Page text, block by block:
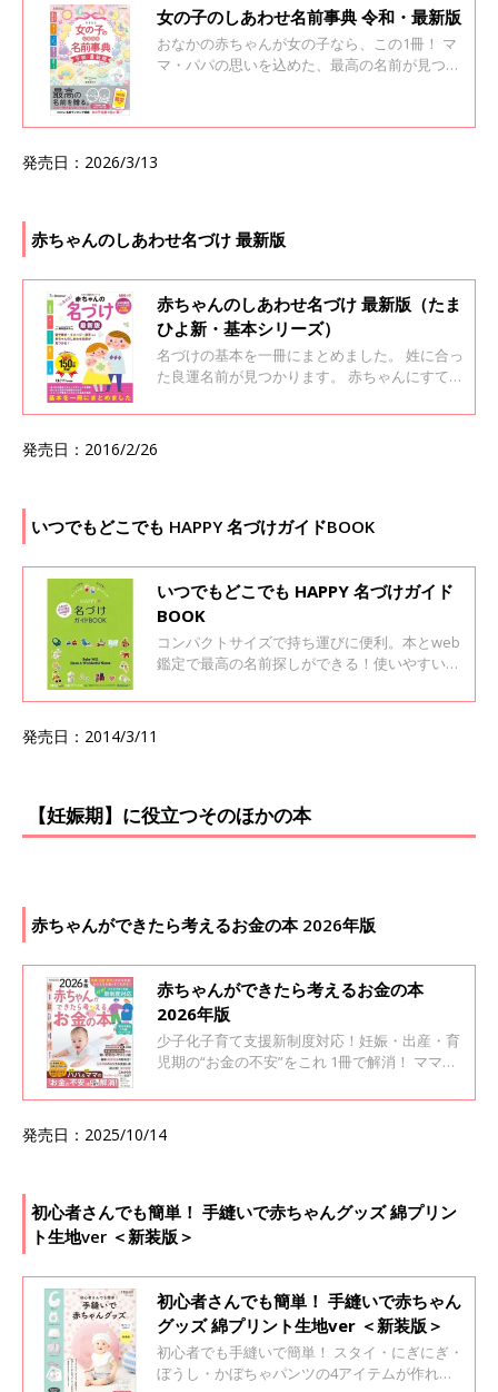
女の子のしあわせ名前事典​ 令和・最新版
おなかの赤ちゃんが女の子なら、この1冊！ マ
マ・パパの思いを込めた、最高の名前が見つか
マ・パパにオススメ！ 漢字の意味や、「こんな
も、名づけで気になる「イメージ」「音」「画
数」といったポイント別に調べられて、「たま
ひよ」ならではの実例もタップリ掲載。 きっ
と、最高の名前に出会えます。
発売日：2026/3/13
赤ちゃんのしあわせ名づけ 最新版
赤ちゃんのしあわせ名づけ 最新版（たま
ひよ新・基本シリーズ）
名づけの基本を一冊にまとめました。 姓に合っ
た良運名前が見つかります。 赤ちゃんにすてき
パパを応援します。 名づけの基本とチェックポ
の実例もたっぷり収録。 また、1年間使い放題
「読み」「イメージ」「漢字」の３つのポイン
トから、あなたの姓に合う良運名前を1年間&何
度でも検索したり、候補の名前を鑑定したりで
る１冊です！
発売日：2016/2/26
いつでもどこでも HAPPY 名づけガイドBOOK
いつでもどこでも HAPPY 名づけガイド
BOOK
コンパクトサイズで持ち運びに便利。本とweb
鑑定で最高の名前探しができる！使いやすい名
くまとめた解説に、かわいいイラスト満載。通
発売日：2014/3/11
【妊娠期】に役立つそのほかの本
赤ちゃんができたら考えるお金の本 2026年版
赤ちゃんができたら考えるお金の本
2026年版
少子化子育て支援新制度対応！妊娠・出産・育
児期の“お金の不安”をこれ 1冊で解消！ ママ＆
をしないために、もらえるお金、戻るお金、申
るものはしっかりもらう！ 年収300万円台から
「仕事退職」「仕事継続」タイプ別に必要なス
ケジュールを掲載。貯蓄・教育資金・マイホー
ムプランの最新の情報がわかります。 申請書記
入例つき。
発売日：2025/10/14
初心者さんでも簡単！ 手縫いで赤ちゃんグッズ 綿プリン
ト生地ver ＜新装版＞
初心者さんでも簡単！ 手縫いで赤ちゃん
グッズ 綿プリント生地ver ＜新装版＞
初心者でも手縫いで簡単！ スタイ・にぎにぎ・
ぼうし・かぼちゃパンツの4アイテムが作れる